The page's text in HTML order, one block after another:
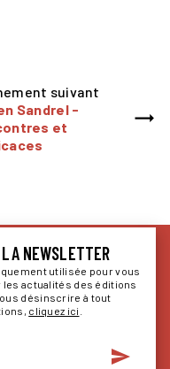
suivant
Sandrel -
et
NEWSLETTER
utilisée pour vous
actualités des éditions
désinscrire à tout
cliquez ici
send